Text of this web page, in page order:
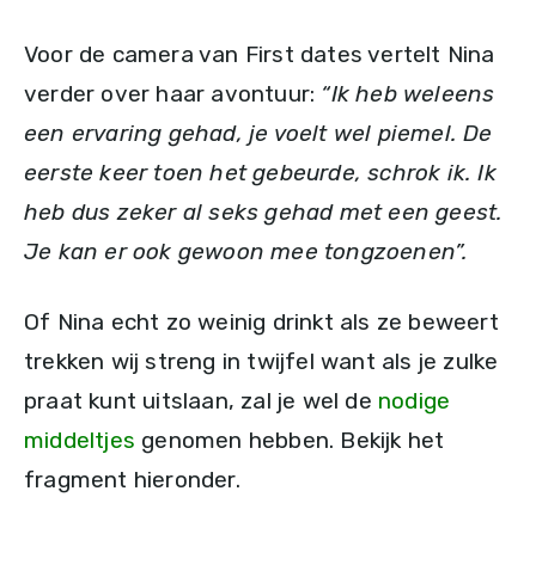
Voor de camera van First dates vertelt Nina
verder over haar avontuur: “Ik heb weleens
een ervaring gehad, je voelt wel piemel. De
eerste keer toen het gebeurde, schrok ik. Ik
heb dus zeker al seks gehad met een geest.
Je kan er ook gewoon mee tongzoenen”.
Of Nina echt zo weinig drinkt als ze beweert
trekken wij streng in twijfel want als je zulke
praat kunt uitslaan, zal je wel de nodige
middeltjes genomen hebben. Bekijk het
fragment hieronder.